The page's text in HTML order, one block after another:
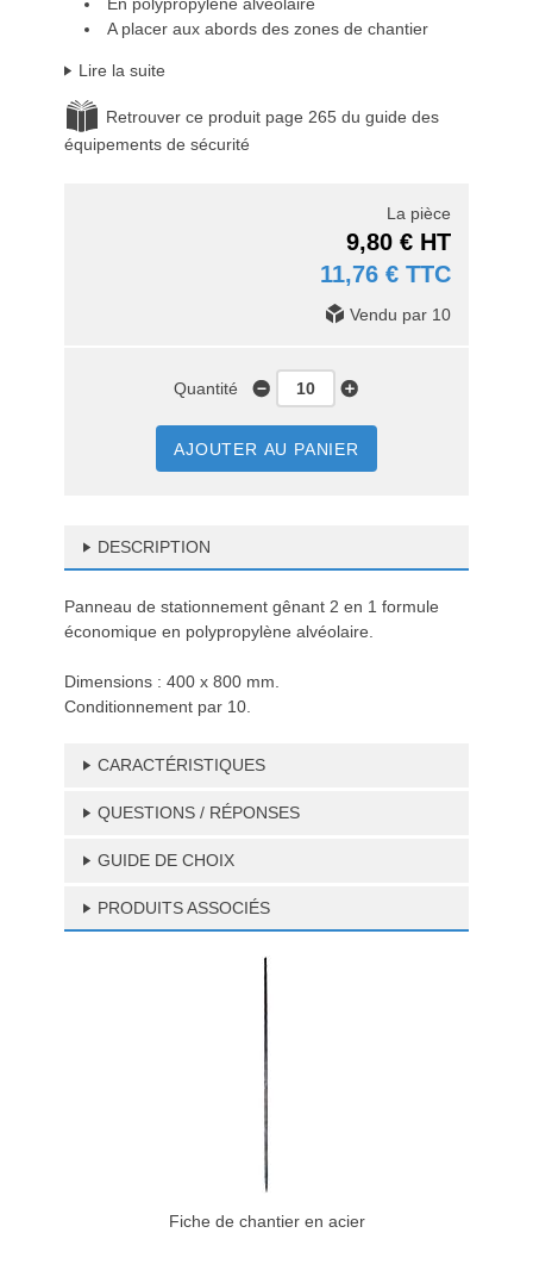
A placer aux abords des zones de chantier
Lire la suite
Retrouver ce produit page 265 du guide des
équipements de sécurité
La pièce
9,80 € HT
11,76 € TTC
Vendu par 10
Quantité
AJOUTER AU PANIER
DESCRIPTION
Panneau de stationnement gênant 2 en 1 formule
économique en polypropylène alvéolaire.
Dimensions : 400 x 800 mm.
Conditionnement par 10.
CARACTÉRISTIQUES
QUESTIONS / RÉPONSES
GUIDE DE CHOIX
PRODUITS ASSOCIÉS
Fiche de chantier en acier